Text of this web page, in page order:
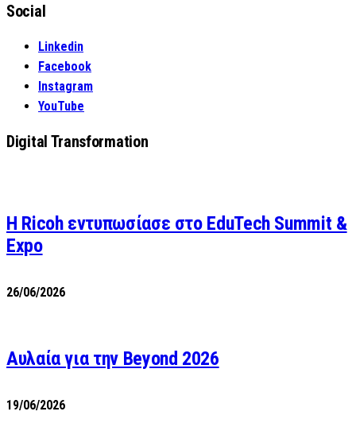
Social
Linkedin
Facebook
Instagram
YouTube
Digital Transformation
Η Ricoh εντυπωσίασε στο EduTech Summit &
Expo
26/06/2026
Αυλαία για την Beyond 2026
19/06/2026